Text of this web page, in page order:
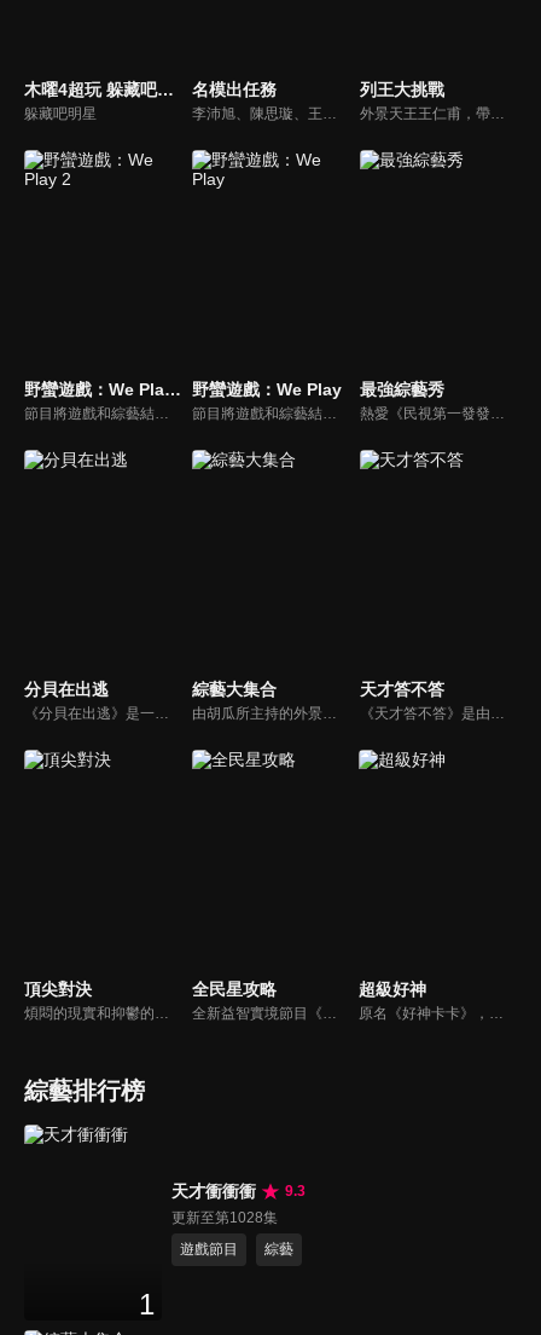
木曜4超玩 躲藏吧明星
躲藏吧明星
名模出任務 列王大挑戰
外景天王王仁甫，帶領初出茅廬、外景界新鮮人的陳漢典攜手主持，兩人各自率領自稱膽大包天的列王藝人團，在節目中相互挑戰對方害怕的極限，集結恐懼、互整、爆笑等綜藝效果，讓觀眾看看藝人們最野生的真情流露！
野蠻遊戲：We Play 2
節目將遊戲和綜藝結合在一起的新概念真人秀節目，成員們將進行無法預測的遊戲內容，提供多樣、新鮮的節目環節為看點，主持與來賓將在虛擬世界中，展開大規模遊戲的動作冒險。
野蠻遊戲：We Play
節目將遊戲和綜藝結合在一起的新概念真人秀節目，成員們將進行無法預測的遊戲內容，提供多樣、新鮮的節目環節為看點，主持與來賓將在虛擬世界中，展開大規模遊戲的動作冒險。
最強綜藝秀
熱愛《民視第一發發發》的忠實觀眾，一定要看！喜歡五花八門達人秀的網友，非追不可！愛看明星挑戰各種才藝表演的鐵粉，絕不能錯過！什麼都有，什麼都秀，請看《最強綜藝秀》！
分貝在出逃
《分貝在出逃》是一檔新戶外音樂治癒綜藝，蘇醒、張遠等5位彼此相熟的嘉賓一起去戶外露營，在7天之內上演分貝出逃之旅，通過遊戲互動贏取「分貝值」來解鎖3場音樂會的舉辦權。節目集音樂元素、旅途元素和真人秀元素為一體，傳播音樂和友情的正能量。
綜藝大集合
由胡瓜所主持的外景綜藝節目，秉持著「幸福好運到，獎金送夠夠」的精神，和眾多藝人與鄉親同樂玩遊戲拿獎金，介紹各地的人文、美食、特產等，提供豐富多元的內容，不間斷的笑料，讓您忘卻一切煩惱、開懷大笑。
天才答不答
《天才答不答》是由吳宗憲和吳怡霈共同主持的益智節目。節目設立高額的獎金來考驗藝人們真實的人性，同時將題目立體化，讓你身歷其境去冒險答題。更有哪些出乎意料的處罰，讓藝人羞愧的不想再答錯！一個最接近「人性」與「真實」的益智節目，現在就讓吳宗憲帶你輕鬆玩轉知識。
頂尖對決
煩悶的現實和抑鬱的社會，你需要的就是笑、大聲笑、開口笑，《頂尖對決》就要你笑到落ㄟ骸，最具綜藝實力的庹宗康，和喜感十足的納豆各自領軍對抗，藝人搞笑pk笑果十足，《頂尖對決》讓你忘掉一週煩惱！
全民星攻略
全新益智實境節目《全民星攻略》，由館長曾國城擔任把關者，考驗著每個來挑戰九宮格益智遊戲藝人明星。想要攻略九宮格關卡，透過創意聯想、邏輯推理、理想分析，才有機會獲取智慧星幣，帶走夢幻大獎。
超級好神
原名《好神卡卡》，後改名為《超級好神》，是一檔益智類綜藝節目，由「A咖天王」徐乃麟搭配黃鐙輝主持。「好神智慧王」、「好神記憶王」、「誰是爆點王」、「好神送好禮」四個單元，讓來賓一較高下。比反應，比記憶，比機智，比膽識，幸運女神的眷顧與遠離永遠都是個未知數！
綜藝排行榜
1
天才衝衝衝
9.3
更新至第1028集
遊戲節目
綜藝